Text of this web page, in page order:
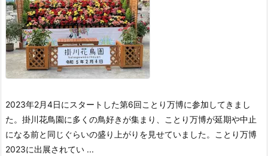
2023年2月4日にスタートした第6回ことり万博に参加してきまし
た。 掛川花鳥園に多くの鳥好きが集まり、ことり万博が延期や中止
になる前と同じぐらいの盛り上がりを見せていました。
ことり万博
2023に出展されてい ...